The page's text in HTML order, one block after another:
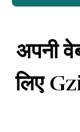
अपनी
लिए